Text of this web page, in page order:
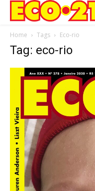
Home Tags Eco-rio
Tag: eco-rio